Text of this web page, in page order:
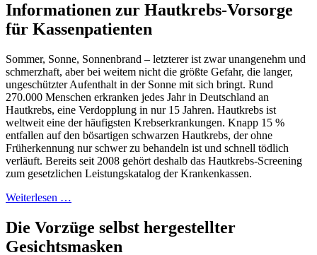
Informationen zur Hautkrebs-Vorsorge
für Kassenpatienten
Sommer, Sonne, Sonnenbrand – letzterer ist zwar unangenehm und
schmerzhaft, aber bei weitem nicht die größte Gefahr, die langer,
ungeschützter Aufenthalt in der Sonne mit sich bringt. Rund
270.000 Menschen erkranken jedes Jahr in Deutschland an
Hautkrebs, eine Verdopplung in nur 15 Jahren. Hautkrebs ist
weltweit eine der häufigsten Krebserkrankungen. Knapp 15 %
entfallen auf den bösartigen schwarzen Hautkrebs, der ohne
Früherkennung nur schwer zu behandeln ist und schnell tödlich
verläuft. Bereits seit 2008 gehört deshalb das Hautkrebs-Screening
zum gesetzlichen Leistungskatalog der Krankenkassen.
Weiterlesen …
Die Vorzüge selbst hergestellter
Gesichtsmasken